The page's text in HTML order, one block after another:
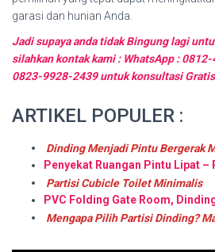
garasi dan hunian Anda.
Jadi supaya anda tidak Bingung lagi
silahkan kontak kami : WhatsApp :
0823-9928-2439 untuk konsultasi
ARTIKEL POPULER :
Dinding Menjadi Pintu Bergerak
Penyekat Ruangan Pintu Lipat
Partisi Cubicle Toilet Minimalis
PVC Folding Gate Room,
Mengapa Pilih Partisi Dinding?